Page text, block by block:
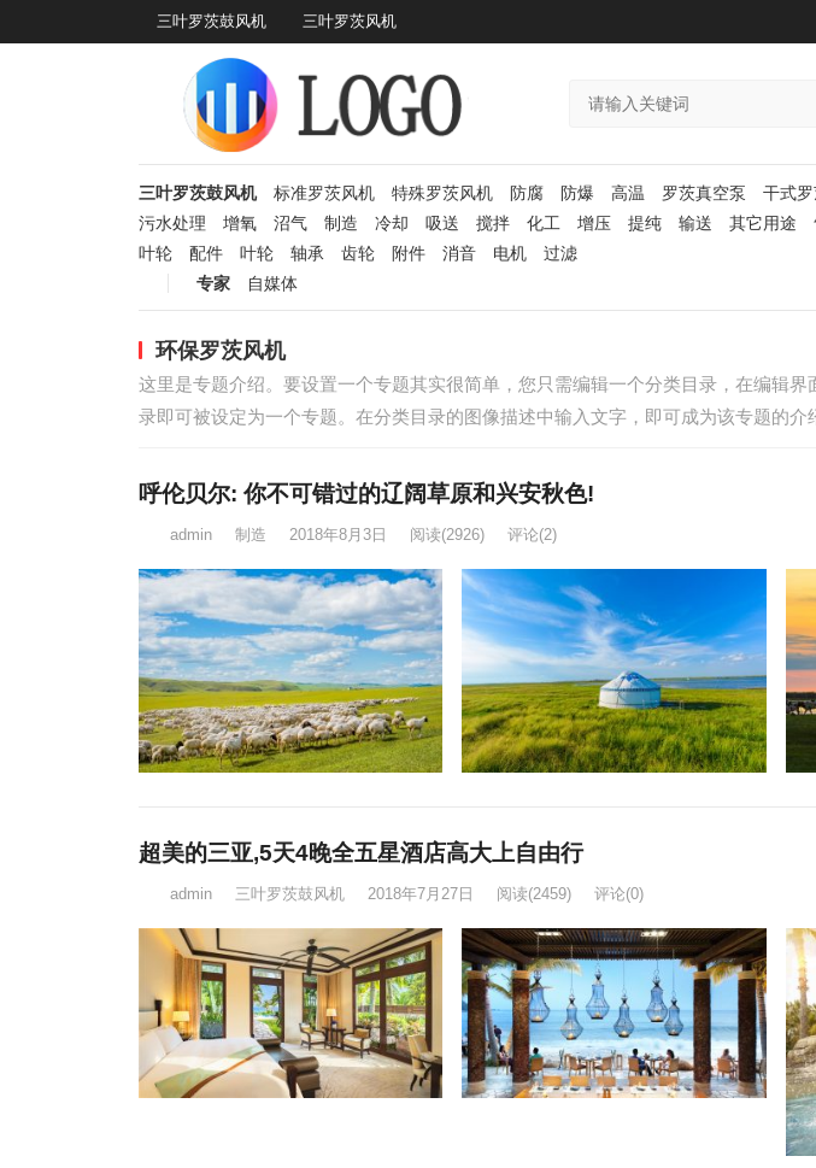
三叶罗茨鼓风机 三叶罗茨风机
三叶罗茨鼓风机 标准罗茨风机 特殊罗茨风机 防腐 防爆 高温 罗茨真空泵 干式
污水处理
增氧 沼气 制造 冷却 吸送 搅拌 化工 增压 提纯 输送 其它用途
叶轮
配件 叶轮 轴承 齿轮 附件 消音 电机
过滤
专家
自媒体
环保罗茨风机
这里是专题介绍。要设置一个专题其实很简单，您只需编辑一个分类目录，在编辑界
录即可被设定为一个专题。在分类目录的图像描述中输入文字，即可成为该专题的介
呼伦贝尔: 你不可错过的辽阔草原和兴安秋色!
admin 制造 2018年8月3日 阅读(2926) 评论(2)
超美的三亚,5天4晚全五星酒店高大上自由行
admin 三叶罗茨鼓风机 2018年7月27日 阅读(2459) 评论(0)